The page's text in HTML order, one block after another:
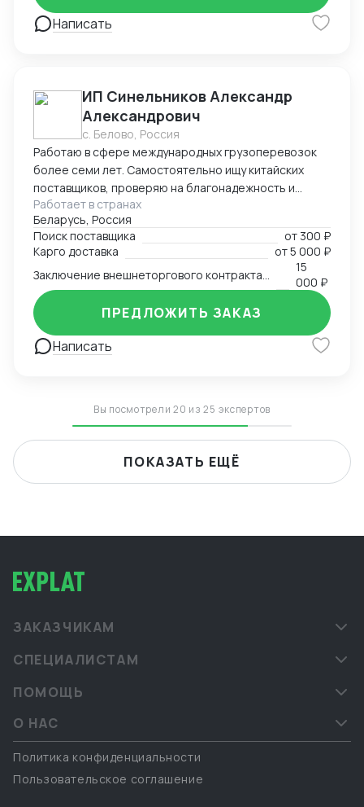
Написать
ИП Синельников Александр
Александрович
с. Белово, Россия
Работаю в сфере международных грузоперевозок
более семи лет. Самостоятельно ищу китайских
поставщиков, проверяю на благонадежность и
выстраиваю долгосрочные торговые отношения.
Осуществляю полный цикл сделки с китайскими
производителями от поиска поставщика и выкупа
товаров, до поставки продукции на склад покупателя.
Берусь за сложные проекты и помогаю решить
нестандартные вопросы.
Работает в странах
Беларусь, Россия
Поиск поставщика
от 300 ₽
Карго доставка
от5 000 ₽
15
000 ₽
Написать
ПРЕДЛОЖИТЬ ЗАКАЗ
Вы посмотрели 20 из 25 экспертов
ПОКАЗАТЬ ЕЩЁ
ЗАКАЗЧИКАМ
СПЕЦИАЛИСТАМ
ПОМОЩЬ
О НАС
Политика конфиденциальности
Пользовательское соглашение